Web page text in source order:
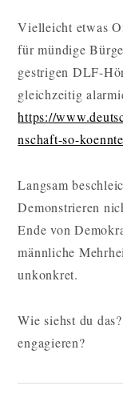
Vielleicht etwas
für mündige
gestrigen DLF-
gleichzeitig
https://
nschaft-so-
Langsam
Demonstrieren
Ende von
männliche
unkonkret.
Wie siehst du
engagieren?